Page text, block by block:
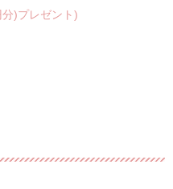
)プレゼント)